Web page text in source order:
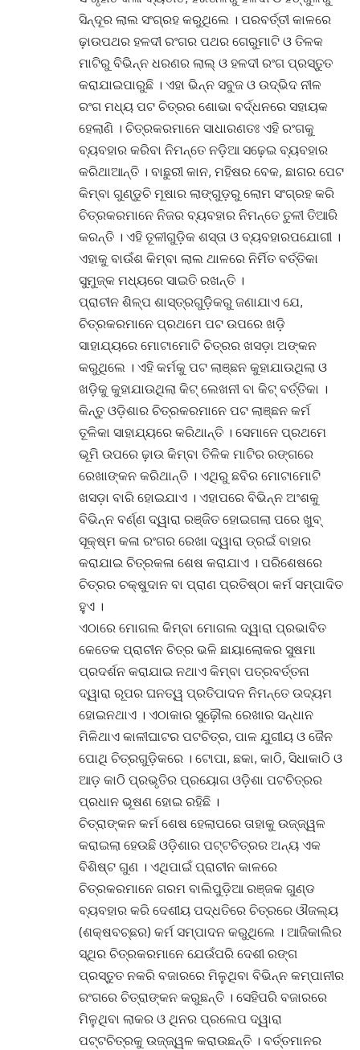
ସିନ୍ଦୂର ଲାଲ ସଂଗ୍ରହ କରୁଥିଲେ । ପରବର୍ତ୍ତୀ କାଳରେ
ଢ଼ାଉପଥର ହଳଦୀ ରଂଗର ପଥର ଗେରୁମାଟି ଓ ତିଳକ
ମାଟିରୁ ବିଭିନ୍ନ ଧରଣର ଲାଲ୍ ଓ ହଳଦୀ ରଂଗ ପ୍ରସ୍ତୁତ
କରାଯାଇପାରୁଛି । ଏହା ଭିନ୍ନ ସବୁଜ ଓ ଉଦ୍ଭିଦ ନୀଳ
ରଂଗ ମଧ୍ୟ ପଟ ଚିତ୍ରର ଶୋଭା ବର୍ଦ୍ଧନରେ ସହାୟକ
ହେଲାଣି । ଚିତ୍ରକରମାନେ ସାଧାରଣତଃ ଏହି ରଂଗକୁ
ବ୍ୟବହାର କରିବା ନିମନ୍ତେ ନଡ଼ିଆ ସଢ଼େଇ ବ୍ୟବହାର
କରିଥାଆନ୍ତି । ବାଛୁରୀ କାନ, ମହିଷର ବେକ, ଛାଗର ପେଟ
କିମ୍ବା ଗୁଣ୍ଡୁଚି ମୂଷାର ଲାଙ୍ଗୁଡ଼ରୁ ଲୋମ ସଂଗ୍ରହ କରି
ଚିତ୍ରକରମାନେ ନିଜର ବ୍ୟବହାର ନିମନ୍ତେ ତୁଳୀ ତିଆରି
କରନ୍ତି । ଏହି ତୂଳୀଗୁଡ଼ିକ ଶସ୍ତା ଓ ବ୍ୟବହାରପଯୋଗୀ ।
ଏହାକୁ ବାଉଁଶ କିମ୍ବା ଲାଲ ଥାଳରେ ନିର୍ମିତ ବର୍ତ୍ତିକା
ସୁମୁଜ୍‌କ ମଧ୍ୟରେ ସାଇତି ରଖନ୍ତି ।
ପ୍ରାଚୀନ ଶିଳ୍ପ ଶାସ୍ତ୍ରଗୁଡ଼ିକରୁ ଜଣାଯାଏ ଯେ,
ଚିତ୍ରକରମାନେ ପ୍ରଥମେ ପଟ ଉପରେ ଖଡ଼ି
ସାହାଯ୍ୟରେ ମୋଟାମୋଟି ଚିତ୍ରର ଖସଡ଼ା ଅଙ୍କନ
କରୁଥିଲେ । ଏହି କର୍ମକୁ ପଟ ଲାଞ୍ଛନ କୁହାଯାଉଥିଲା ଓ
ଖଡ଼ିକୁ କୁହାଯାଉଥିଲା କିଟ୍ ଲେଖନୀ ବା କିଟ୍ ବର୍ତ୍ତିକା ।
କିନ୍ତୁ ଓଡ଼ିଶାର ଚିତ୍ରକରମାନେ ପଟ ଲାଞ୍ଛନ କର୍ମ
ତୂଳିକା ସାହାଯ୍ୟରେ କରିଥାନ୍ତି । ସେମାନେ ପ୍ରଥମେ
ଭୂମି ଉପରେ ଢ଼ାଉ କିମ୍ବା ତିଳିକ ମାଟିର ରଙ୍ଗରେ
ରେଖାଙ୍କନ କରିଥାନ୍ତି । ଏଥିରୁ ଛବିର ମୋଟାମୋଟି
ଖସଡ଼ା ବାରି ହୋଇଯାଏ । ଏହାପରେ ବିଭିନ୍ନ ଅଂଶକୁ
ବିଭିନ୍ନ ବର୍ଣ୍ଣ ଦ୍ୱାରା ରଞ୍ଜିତ ହୋଇଗଲା ପରେ ଖୁବ୍
ସୂକ୍ଷ୍ମ କଳା ରଂଗର ରେଖା ଦ୍ୱାରା ଡ୍ରଇଁ ବାହାର
କରାଯାଇ ଚିତ୍ରକଳା ଶେଷ କରାଯାଏ । ପରିଶେଷରେ
ଚିତ୍ରର ଚକ୍ଷୁଦାନ ବା ପ୍ରାଣ ପ୍ରତିଷ୍ଠା କର୍ମ ସମ୍ପାଦିତ
ହୁଏ ।
ଏଠାରେ ମୋଗଲ କିମ୍ବା ମୋଗଲ ଦ୍ୱାରା ପ୍ରଭାବିତ
କେତେକ ପ୍ରାଚୀନ ଚିତ୍ର ଭଳି ଛାୟାଲୋକର ସୁଷମା
ପ୍ରଦର୍ଶନ କରାଯାଇ ନଥାଏ କିମ୍ବା ପତ୍ରବର୍ତ୍ତନା
ଦ୍ୱାରା ରୂପର ଘନତ୍ୱ ପ୍ରତିପାଦନ ନିମନ୍ତେ ଉଦ୍ୟମ
ହୋଇନଥାଏ । ଏଠାକାର ସୁଢ଼ୌଲ ରେଖାର ସନ୍ଧାନ
ମିଳିଥାଏ କାଳୀଘାଟର ପଟଚିତ୍ର, ପାଳ ଯୁଗୀୟ ଓ ଜୈନ
ପୋଥି ଚିତ୍ରଗୁଡ଼ିକରେ । ଟୋପା, ଛକା, କାଠି, ସିଧାକାଠି ଓ
ଆଡ଼ କାଠି ପ୍ରଭୃତିର ପ୍ରୟୋଗ ଓଡ଼ିଶା ପଟଚିତ୍ରର
ପ୍ରଧାନ ଭୂଷଣ ହୋଇ ରହିଛି ।
ଚିତ୍ରାଙ୍କନ କର୍ମ ଶେଷ ହେଲାପରେ ତାହାକୁ ଉଜ୍ଜ୍ୱଳ
କରାଇଲା ହେଉଛି ଓଡ଼ିଶାର ପଟ୍ଟଚିତ୍ରର ଅନ୍ୟ ଏକ
ବିଶିଷ୍ଟ ଗୁଣ । ଏଥିପାଇଁ ପ୍ରାଚୀନ କାଳରେ
ଚିତ୍ରକରମାନେ ଗରମ ବାଲିପୁଡ଼ିଆ ରଞ୍ଜକ ଗୁଣ୍ଡ
ବ୍ୟବହାର କରି ଦେଶୀୟ ପଦ୍ଧତିରେ ଚିତ୍ରରେ ଔଜଲ୍ୟ
(ଶକ୍ଷବଚ୍ଛର) କର୍ମ ସମ୍ପାଦନ କରୁଥିଲେ । ଆଜିକାଲିର
ସ୍ଥିର ଚିତ୍ରକରମାନେ ଯେଉଁପରି ଦେଶୀ ରଙ୍ଗ
ପ୍ରସ୍ତୁତ ନକରି ବଜାରରେ ମିଳୁଥିବା ବିଭିନ୍ନ କମ୍ପାନୀର
ରଂଗରେ ଚିତ୍ରାଙ୍କନ କରୁଛନ୍ତି । ସେହିପରି ବଜାରରେ
ମିଳୁଥିବା ଲାକର ଓ ଥିନର ପ୍ରଲେପ ଦ୍ୱାରା
ପଟ୍ଟଚିତ୍ରକୁ ଉଜ୍ଜ୍ୱଳ କରାଉଛନ୍ତି । ବର୍ତ୍ତମାନର